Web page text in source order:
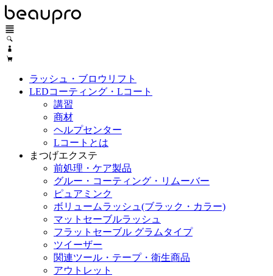
ラッシュ・ブロウリフト
LEDコーティング・Lコート
講習
商材
ヘルプセンター
Lコートとは
まつげエクステ
前処理・ケア製品
グルー・コーティング・リムーバー
ピュアミンク
ボリュームラッシュ(ブラック・カラー)
マットセーブルラッシュ
フラットセーブル グラムタイプ
ツイーザー
関連ツール・テープ・衛生商品
アウトレット